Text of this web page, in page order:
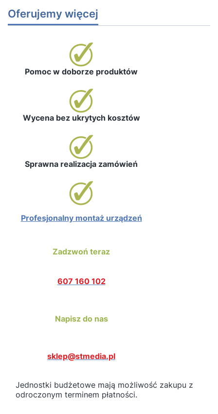
Oferujemy więcej
Pomoc w doborze produktów
Wycena bez ukrytych kosztów
Sprawna realizacja zamówień
Profesjonalny montaż urządzeń
Zadzwoń teraz
607 160 102
Napisz do nas
sklep@stmedia.pl
Jednostki budżetowe mają możliwość zakupu z
odroczonym terminem płatności.